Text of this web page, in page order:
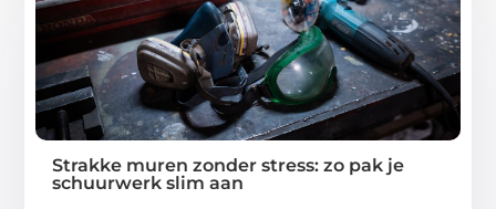
Strakke muren zonder stress: zo pak je
schuurwerk slim aan